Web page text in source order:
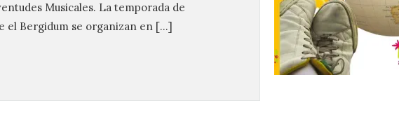
Musicales. La temporada de
el Bergidum se organizan en […]
Al hilo
Odisea
Nolan.
reúne
obras
Antigüedad clásica, la